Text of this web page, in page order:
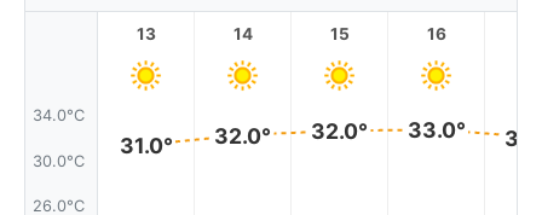
34.0°C
30.0°C
26.0°C
13
31.0°
14
32.0°
15
32.0°
16
33.0°